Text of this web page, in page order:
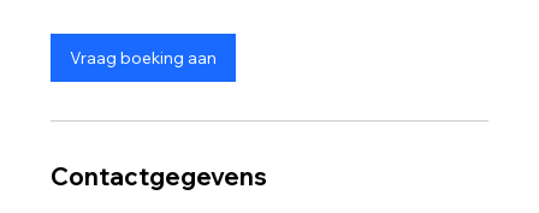
r
Vraag boeking aan
Contactgegevens